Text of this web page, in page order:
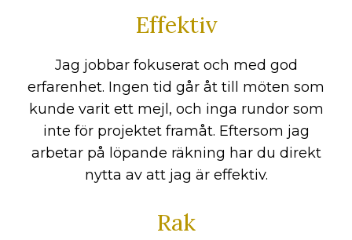
Effektiv
Jag jobbar fokuserat och med god
erfarenhet. Ingen tid går åt till möten som
kunde varit ett mejl, och inga rundor som
inte för projektet framåt. Eftersom jag
arbetar på löpande räkning har du direkt
nytta av att jag är effektiv.
Rak